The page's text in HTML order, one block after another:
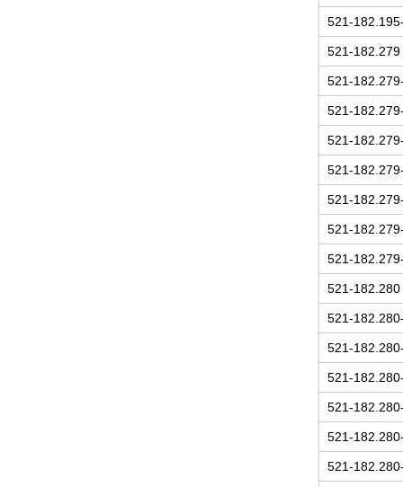
521-
521-182.279
521-
521-
521-
521-
521-
521-
521-
521-182.280
521-
521-
521-
521-
521-
521-